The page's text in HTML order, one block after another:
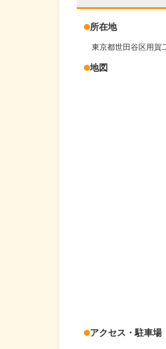
所在地
東京都世田谷区用賀
地図
アクセス・駐車場